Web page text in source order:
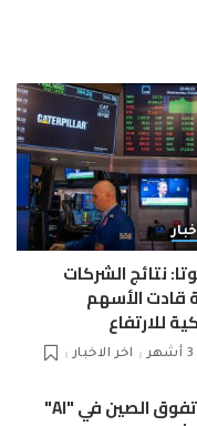
نتائج الشركات
قادت الأسهم
للارتفاع
اخر الاخبار
جلال: تفوق الصين في "AI"